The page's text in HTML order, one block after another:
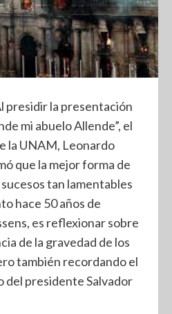
presidir la presentación
mi abuelo Allende”, el
la UNAM, Leonardo
que la mejor forma de
tan lamentables
hace 50 años de
es reflexionar sobre
de la gravedad de los
también recordando el
del presidente Salvador